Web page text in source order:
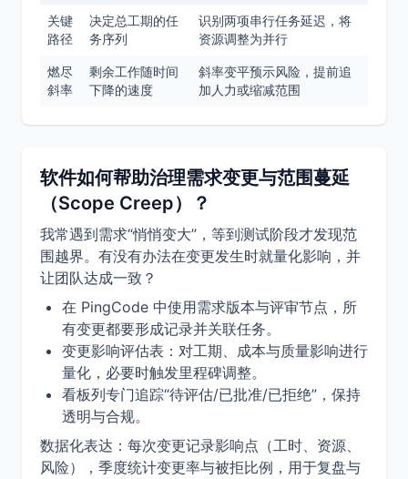
关键
路径
决定总工期的任
务序列
识别两项串行任务延迟，将
资源调整为并行
燃尽
斜率
剩余工作随时间
下降的速度
斜率变平预示风险，提前追
加人力或缩减范围
软件如何帮助治理需求变更与范围蔓延
（Scope Creep）？
我常遇到需求“悄悄变大”，等到测试阶段才发现范
围越界。有没有办法在变更发生时就量化影响，并
让团队达成一致？
在 PingCode 中使用需求版本与评审节点，所
有变更都要形成记录并关联任务。
变更影响评估表：对工期、成本与质量影响进行
量化，必要时触发里程碑调整。
看板列专门追踪“待评估/已批准/已拒绝”，保持
透明与合规。
数据化表达：每次变更记录影响点（工时、资源、
风险），季度统计变更率与被拒比例，用于复盘与